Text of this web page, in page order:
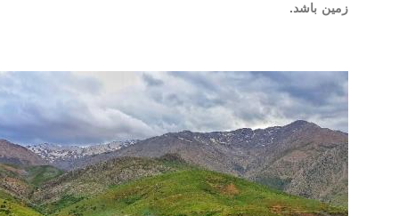
زمین باشد.